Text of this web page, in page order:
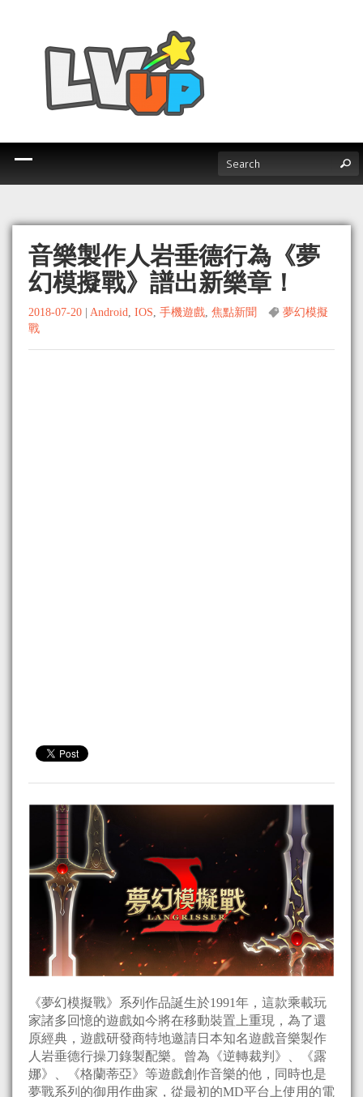
音樂製作人岩垂德行為《夢
幻模擬戰》譜出新樂章！
2018-07-20 Android, IOS, 手機遊戲, 焦點新聞
夢幻模擬
戰
《夢幻模擬戰》系列作品誕生於1991年，這款乘載玩
家諸多回憶的遊戲如今將在移動裝置上重現，為了還
原經典，遊戲研發商特地邀請日本知名遊戲音樂製作
人岩垂德行操刀錄製配樂。曾為《逆轉裁判》、《露
娜》、《格蘭蒂亞》等遊戲創作音樂的他，同時也是
夢戰系列的御用作曲家，從最初的MD平台上使用的電